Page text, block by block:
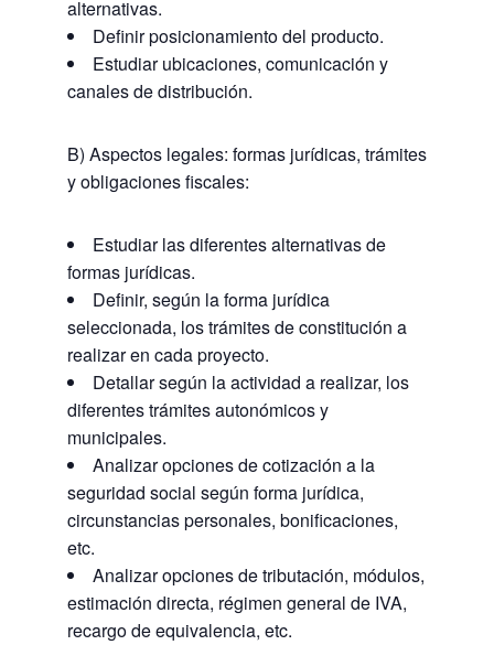
alternativas.
Definir posicionamiento del producto.
Estudiar ubicaciones, comunicación y
canales de distribución.
B) Aspectos legales: formas jurídicas, trámites
y obligaciones fiscales:
Estudiar las diferentes alternativas de
formas jurídicas.
Definir, según la forma jurídica
seleccionada, los trámites de constitución a
realizar en cada proyecto.
Detallar según la actividad a realizar, los
diferentes trámites autonómicos y
municipales.
Analizar opciones de cotización a la
seguridad social según forma jurídica,
circunstancias personales, bonificaciones,
etc.
Analizar opciones de tributación, módulos,
estimación directa, régimen general de IVA,
recargo de equivalencia, etc.